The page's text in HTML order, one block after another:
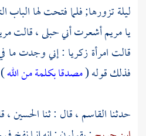
ليلة تزورها; فلما فتحت لها الباب
يا مريم أشعرت أني حبلى ، قالت
قالت امرأة زكريا : إني وجدت ما
فذلك قوله (مصدقا بكلمة من الله
حدثناالقاسم ،قال : ثناالحسين ،